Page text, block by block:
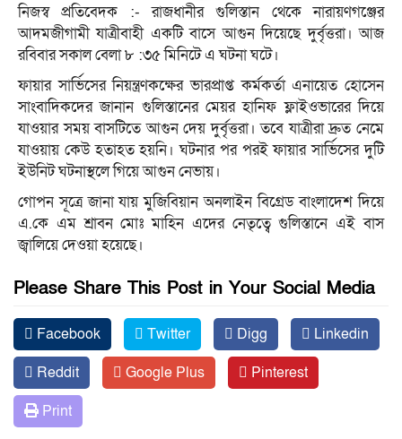
নিজস্ব প্রতিবেদক :- রাজধানীর গুলিস্তান থেকে নারায়ণগঞ্জের
আদমজীগামী যাত্রীবাহী একটি বাসে আগুন দিয়েছে দুর্বৃত্তরা। আজ
রবিবার সকাল বেলা ৮ :৩৫ মিনিটে এ ঘটনা ঘটে।
ফায়ার সার্ভিসের নিয়ন্ত্রণকক্ষের ভারপ্রাপ্ত কর্মকর্তা এনায়েত হোসেন
সাংবাদিকদের জানান গুলিস্তানের মেয়র হানিফ ফ্লাইওভারের দিয়ে
যাওয়ার সময় বাসটিতে আগুন দেয় দুর্বৃত্তরা। তবে যাত্রীরা দ্রুত নেমে
যাওয়ায় কেউ হতাহত হয়নি। ঘটনার পর পরই ফায়ার সার্ভিসের দুটি
ইউনিট ঘটনাস্থলে গিয়ে আগুন নেভায়।
গোপন সূত্রে জানা যায় মুজিবিয়ান অনলাইন বিগ্রেড বাংলাদেশ দিয়ে
এ.কে এম শ্রাবন মোঃ মাহিন এদের নেতৃত্বে গুলিস্তানে এই বাস
জ্বালিয়ে দেওয়া হয়েছে।
Please Share This Post in Your Social Media
Facebook Twitter Digg
Linkedin
Reddit
Google Plus
Pinterest
Print